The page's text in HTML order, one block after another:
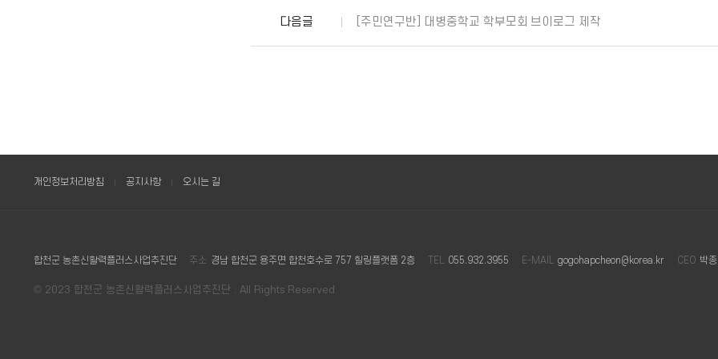
다음글 [주민연구반] 대병중학교 학부모회 브이로그 제작
개인정보처리방침 공지사항 오시는 길
합천군 농촌신활력플러스사업추진단 주소 경남 합천군 용주면 합천호수로 757 힐링플랫폼 2층 TEL 055.932.3955 E-MAIL gogohapcheon@korea.kr CEO 박
© 2023 합천군 농촌신활력플러스사업추진단 . All Rights Reserved.